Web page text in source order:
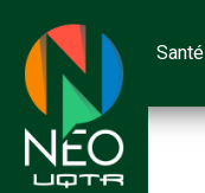
Santé